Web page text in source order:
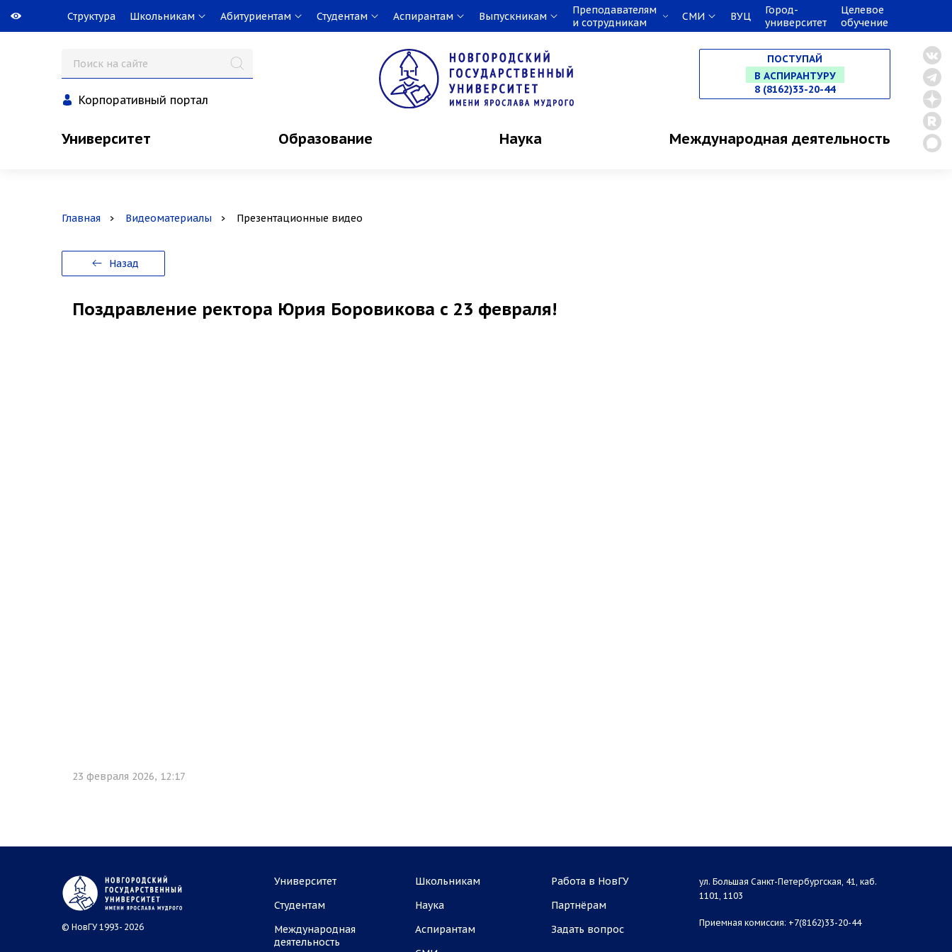
Структура Школьникам Абитуриентам Студентам Аспирантам Выпускникам
Преподавателям
и сотрудникам
СМИ ВУЦ
Город-
университет
Целевое
обучение
Корпоративный портал
ПОСТУПАЙ
В АСПИРАНТУРУ
8 (8162)33-20-44
Университет Образование Наука Международная деятельность
Главная Видеоматериалы Презентационные видео
Назад
Поздравление ректора Юрия Боровикова с 23 февраля!
23 февраля 2026, 12:17
© НовГУ 1993- 2026
Университет
Студентам
Международная
деятельность
Школьникам
Наука
Аспирантам
Работа в НовГУ
Партнёрам
Задать вопрос
ул. Большая Санкт-Петербургская, 41, каб.
1101, 1103
Приемная комиссия: +7(8162)33-20-44